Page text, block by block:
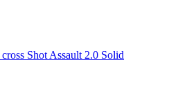
Shot Assault 2.0 Solid